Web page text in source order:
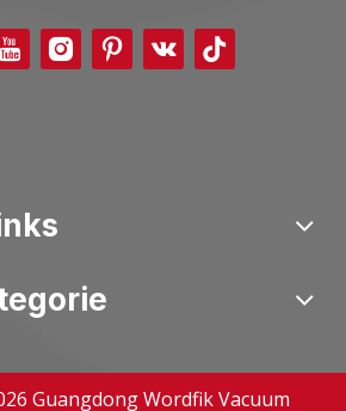
Guangdong Wordfik Vacuum